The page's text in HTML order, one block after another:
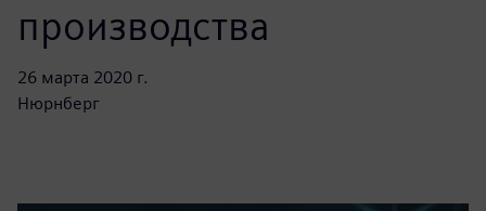
производства
26 марта 2020 г.
Нюрнберг